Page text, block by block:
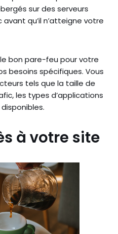
sur des serveurs
qu’il n’atteigne votre
bon pare-feu pour votre
besoins spécifiques. Vous
tels que la taille de
les types d’applications
à votre site